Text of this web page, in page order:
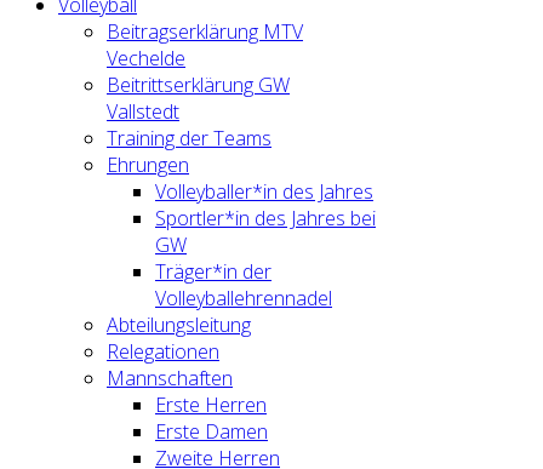
Beitragserklärung MTV
Vechelde
Beitrittserklärung GW
Vallstedt
Training der Teams
Ehrungen
Volleyballer*in des Jahres
Sportler*in des Jahres bei
GW
Träger*in der
Volleyballehrennadel
Abteilungsleitung
Relegationen
Mannschaften
Erste Herren
Erste Damen
Zweite Herren